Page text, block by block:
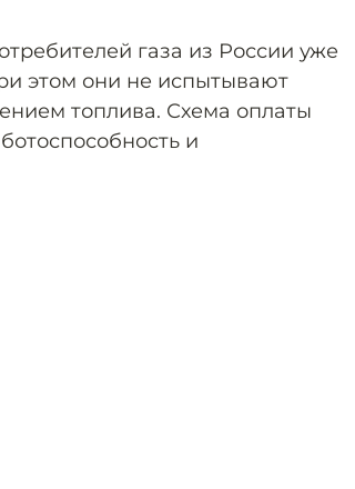
газа из России уже
этом они не испытывают
топлива. Схема оплаты
и